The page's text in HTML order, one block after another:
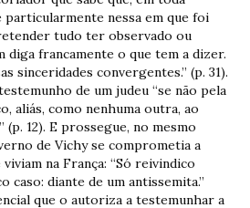
nessa em que foi
tudo ter observado ou
diga francamente o que tem a dizer.
sinceridades convergentes.” (p. 31).
de um judeu “se não pela
aliás, como nenhuma outra, ao
12). E prossegue, no mesmo
de Vichy se comprometia a
na França: “Só reivindico
caso: diante de um antissemita.”
que o autoriza a testemunhar a